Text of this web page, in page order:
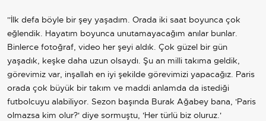
''İlk defa böyle bir şey yaşadım. Orada iki saat boyunca çok
eğlendik. Hayatım boyunca unutamayacağım anılar bunlar.
Binlerce fotoğraf, video her şeyi aldık. Çok güzel bir gün
yaşadık, keşke daha uzun olsaydı. Şu an milli takıma geldik,
görevimiz var, inşallah en iyi şekilde görevimizi yapacağız. Paris
orada çok büyük bir takım ve maddi anlamda da istediği
futbolcuyu alabiliyor. Sezon başında Burak Ağabey bana, 'Paris
olmazsa kim olur?' diye sormuştu, 'Her türlü biz oluruz.'